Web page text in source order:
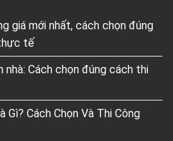
giá mới nhất, cách chọn đúng
tế
Cách chọn đúng cách thi
Gì? Cách Chọn Và Thi Công